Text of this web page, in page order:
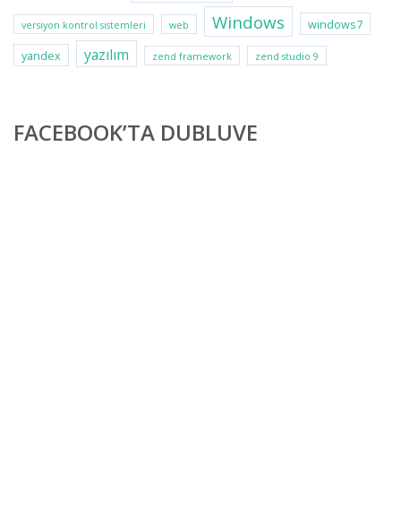
versiyon kontrol sistemleri web Windows
windows7
yandex
yazılım zend framework zend studio 9
FACEBOOK’TA DUBLUVE